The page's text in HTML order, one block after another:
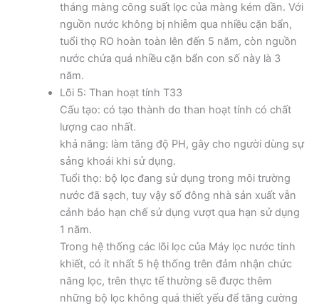
tháng màng công suất lọc của màng kém dần. Với
nguồn nước không bị nhiễm qua nhiều cặn bẩn,
tuổi thọ RO hoàn toàn lên đến 5 năm, còn nguồn
nước chứa quá nhiều cặn bẩn con số này là 3
năm.
Lõi 5: Than hoạt tính T33
Cấu tạo: có tạo thành do than hoạt tính có chất
lượng cao nhất.
khả năng: làm tăng độ PH, gây cho người dùng sự
sảng khoái khi sử dụng.
Tuổi thọ: bộ lọc đang sử dụng trong môi trường
nước đã sạch, tuy vậy số đông nhà sản xuất vẫn
cảnh báo hạn chế sử dụng vượt qua hạn sử dụng
1 năm.
Trong hệ thống các lõi lọc của Máy lọc nước tinh
khiết, có ít nhất 5 hệ thống trên đảm nhận chức
năng lọc, trên thực tế thường sẽ được thêm
những bộ lọc không quá thiết yếu để tăng cường